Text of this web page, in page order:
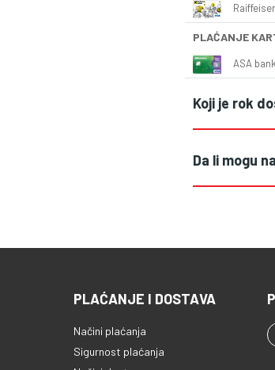
PLAĆANJE
ASA
Koji je rok
Da li mogu
PLAĆANJE I DOSTAVA
Načini plaćanja
Sigurnost plaćanja